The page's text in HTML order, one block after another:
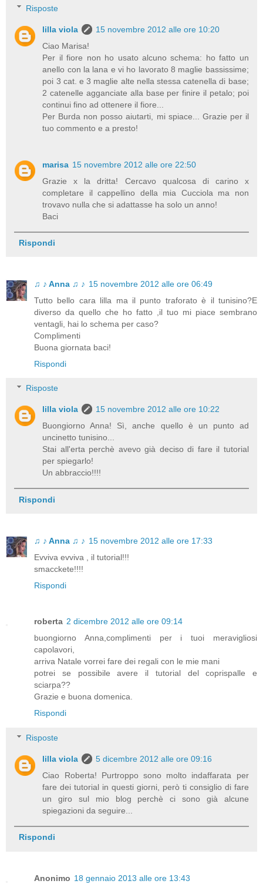
Risposte
lilla viola
15 novembre 2012 alle ore 10:20
Ciao Marisa!
Per il fiore non ho usato alcuno schema: ho fatto un
anello con la lana e vi ho lavorato 8 maglie bassissime;
poi 3 cat. e 3 maglie alte nella stessa catenella di base;
2 catenelle agganciate alla base per finire il petalo; poi
continui fino ad ottenere il fiore...
Per Burda non posso aiutarti, mi spiace... Grazie per il
tuo commento e a presto!
marisa 15 novembre 2012 alle ore 22:50
Grazie x la dritta! Cercavo qualcosa di carino x
completare il cappellino della mia Cucciola ma non
trovavo nulla che si adattasse ha solo un anno!
Baci
Rispondi
♫ ♪ Anna ♫ ♪ 15 novembre 2012 alle ore 06:49
Tutto bello cara lilla ma il punto traforato è il tunisino?E
diverso da quello che ho fatto ,il tuo mi piace sembrano
ventagli, hai lo schema per caso?
Complimenti
Buona giornata baci!
Rispondi
Risposte
lilla viola
15 novembre 2012 alle ore 10:22
Buongiorno Anna! Sì, anche quello è un punto ad
uncinetto tunisino...
Stai all'erta perchè avevo già deciso di fare il tutorial
per spiegarlo!
Un abbraccio!!!!
Rispondi
♫ ♪ Anna ♫ ♪ 15 novembre 2012 alle ore 17:33
Evviva evviva , il tutorial!!!
smacckete!!!!
Rispondi
roberta 2 dicembre 2012 alle ore 09:14
buongiorno Anna,complimenti per i tuoi meravigliosi
capolavori,
arriva Natale vorrei fare dei regali con le mie mani
potrei se possibile avere il tutorial del coprispalle e
sciarpa??
Grazie e buona domenica.
Rispondi
Risposte
lilla viola
5 dicembre 2012 alle ore 09:16
Ciao Roberta! Purtroppo sono molto indaffarata per
fare dei tutorial in questi giorni, però ti consiglio di fare
un giro sul mio blog perchè ci sono già alcune
spiegazioni da seguire...
Rispondi
Anonimo 18 gennaio 2013 alle ore 13:43